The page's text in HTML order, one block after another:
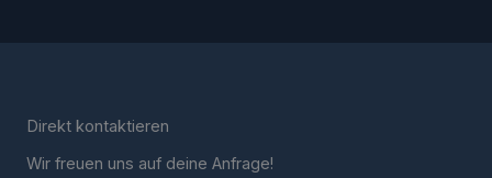
Direkt kontaktieren
Wir freuen uns auf deine Anfrage!